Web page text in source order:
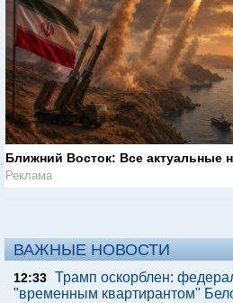
Ближний Восток: Все актуальные
Реклама
ВАЖНЫЕ НОВОСТИ
12:33 Трамп оскорблен:
"временным квартирантом"